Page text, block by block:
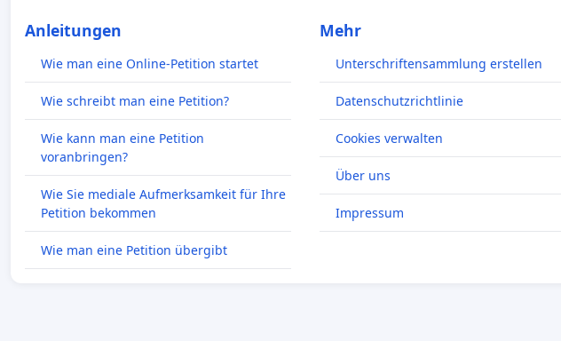
Anleitungen
Wie man eine Online-Petition startet
Wie schreibt man eine Petition?
Wie kann man eine Petition
voranbringen?
Wie Sie mediale Aufmerksamkeit für Ihre
Petition bekommen
Wie man eine Petition übergibt
Mehr
Unterschriftensammlung erstellen
Datenschutzrichtlinie
Cookies verwalten
Über uns
Impressum